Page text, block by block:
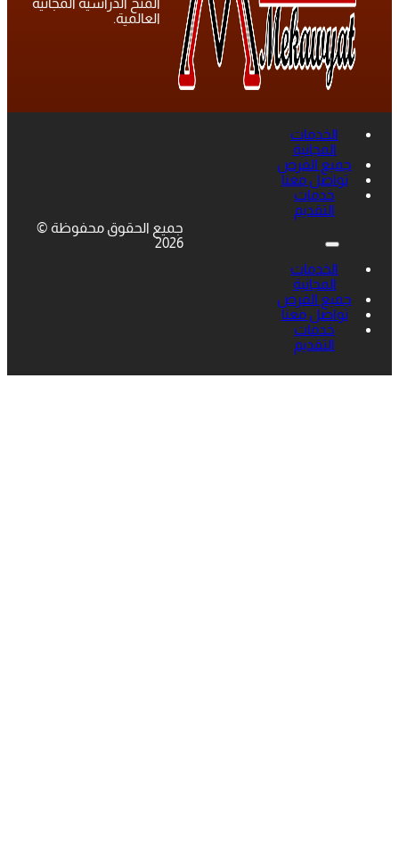
العالمية.
الخدمات
المجانية
جميع الفرص
تواصل معنا
خدمات
التقديم
الخدمات
المجانية
جميع الفرص
تواصل معنا
خدمات
التقديم
جميع الحقوق محفوظة ©
2026